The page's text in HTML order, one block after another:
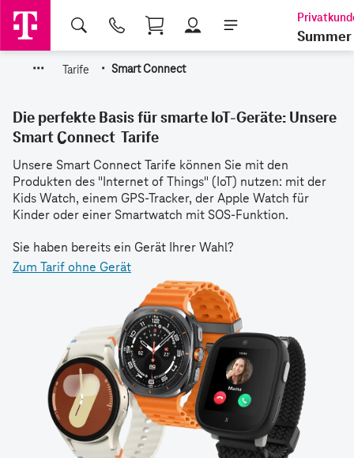
Shopping Cart
Summer
··· Tarife · Smart Connect